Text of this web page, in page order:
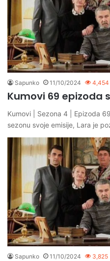
Sapunko 11/10/2024 4,454
Kumovi 69 epizoda
Kumovi | Sezona 4 | Epizoda
sezonu svoje emisije, Lara je
Sapunko 11/10/2024 3,825